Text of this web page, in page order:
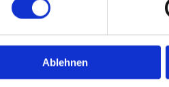
Ablehnen